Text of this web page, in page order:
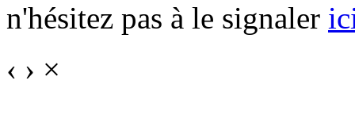
n'hésitez pas à le signaler
‹ › ×